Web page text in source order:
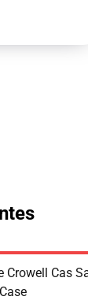
Crowell Cas